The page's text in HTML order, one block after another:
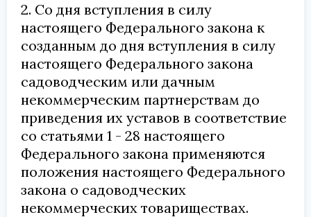
2. Со дня вступления в силу
настоящего Федерального закона к
созданным до дня вступления в силу
настоящего Федерального закона
садоводческим или дачным
некоммерческим партнерствам до
приведения их уставов в соответствие
со статьями 1 - 28 настоящего
Федерального закона применяются
положения настоящего Федерального
закона о садоводческих
некоммерческих товариществах.